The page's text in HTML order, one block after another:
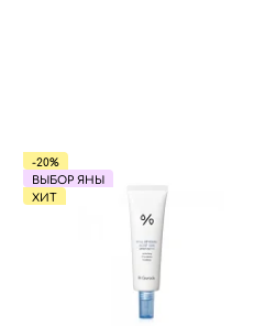
-20%
ВЫБОР ЯНЫ
ХИТ